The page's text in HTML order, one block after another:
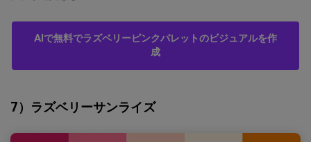
AIで無料でラズベリーピンクパレットのビジュアルを作
成
7）ラズベリーサンライズ